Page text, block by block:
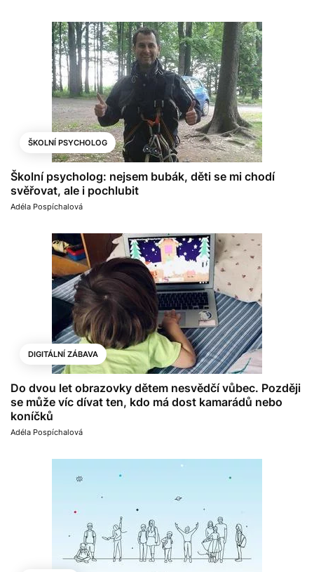
ŠKOLNÍ PSYCHOLOG
Školní psycholog: nejsem bubák, děti se mi chodí
svěřovat, ale i pochlubit
Adéla Pospíchalová
DIGITÁLNÍ ZÁBAVA
Do dvou let obrazovky dětem nesvědčí vůbec. Později
se může víc dívat ten, kdo má dost kamarádů nebo
koníčků
Adéla Pospíchalová